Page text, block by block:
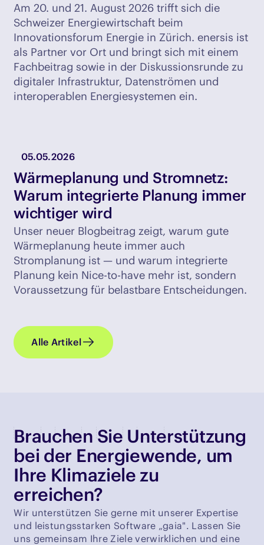
Am 20. und 21. August 2026 trifft sich die
Schweizer Energiewirtschaft beim
Innovationsforum Energie in Zürich. enersis ist
als Partner vor Ort und bringt sich mit einem
Fachbeitrag sowie in der Diskussionsrunde zu
digitaler Infrastruktur, Datenströmen und
interoperablen Energiesystemen ein.
05.05.2026
Wärmeplanung und Stromnetz:
Warum integrierte Planung immer
wichtiger wird
Unser neuer Blogbeitrag zeigt, warum gute
Wärmeplanung heute immer auch
Stromplanung ist — und warum integrierte
Planung kein Nice-to-have mehr ist, sondern
Voraussetzung für belastbare Entscheidungen.
Alle Artikel
Brauchen Sie Unterstützung
bei der Energiewende, um
Ihre Klimaziele zu
erreichen?
Wir unterstützen Sie gerne mit unserer Expertise
und leistungsstarken Software „gaia". Lassen Sie
uns gemeinsam Ihre Ziele verwirklichen und eine